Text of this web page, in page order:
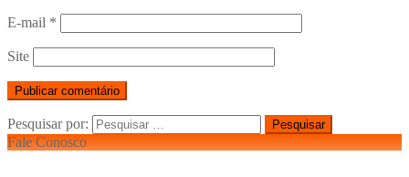
E-mail *
Site
Pesquisar por:
Fale Conosco